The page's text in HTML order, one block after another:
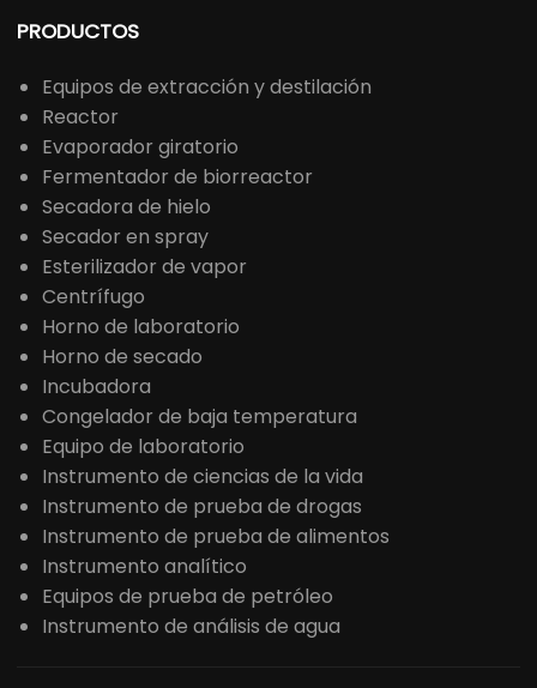
PRODUCTOS
Equipos de extracción y destilación
Reactor
Evaporador giratorio
Fermentador de biorreactor
Secadora de hielo
Secador en spray
Esterilizador de vapor
Centrífugo
Horno de laboratorio
Horno de secado
Incubadora
Congelador de baja temperatura
Equipo de laboratorio
Instrumento de ciencias de la vida
Instrumento de prueba de drogas
Instrumento de prueba de alimentos
Instrumento analítico
Equipos de prueba de petróleo
Instrumento de análisis de agua